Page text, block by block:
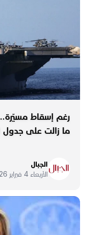
رغم إسقاط
ما زالت على جدول
الجبال
الأربعاء 4 فبراير 2026 11:25 ص